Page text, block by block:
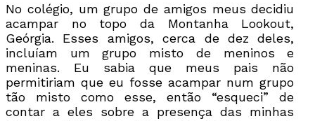
No colégio, um grupo de amigos meus decidiu
acampar no topo da Montanha Lookout,
Geórgia. Esses amigos, cerca de dez deles,
incluíam um grupo misto de meninos e
meninas. Eu sabia que meus pais não
permitiriam que eu fosse acampar num grupo
tão misto como esse, então “esqueci” de
contar a eles sobre a presença das minhas